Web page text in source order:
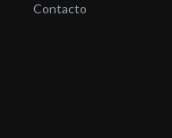
Contacto